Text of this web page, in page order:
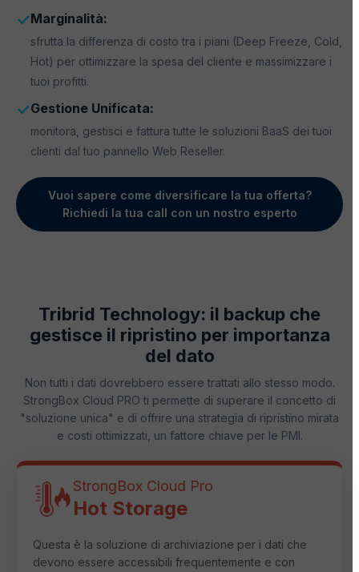
✓Marginalità:
sfrutta la differenza di costo tra i piani (Deep Freeze, Cold,
Hot) per ottimizzare la spesa del cliente e massimizzare i
tuoi profitti.
✓Gestione Unificata:
monitora, gestisci e fattura tutte le soluzioni BaaS dei tuoi
clienti dal tuo pannello Web Reseller.
Vuoi sapere come diversificare la tua offerta?
Richiedi la tua call con un nostro esperto
Tribrid Technology: il backup che
gestisce il ripristino per importanza
del dato
Non tutti i dati dovrebbero essere trattati allo stesso modo.
StrongBox Cloud PRO ti permette di superare il concetto di
"soluzione unica" e di offrire una strategia di ripristino mirata
e costi ottimizzati, un fattore chiave per le PMI.
StrongBox Cloud Pro
Hot Storage
Questa è la soluzione di archiviazione per i dati che
devono essere accessibili frequentemente e con